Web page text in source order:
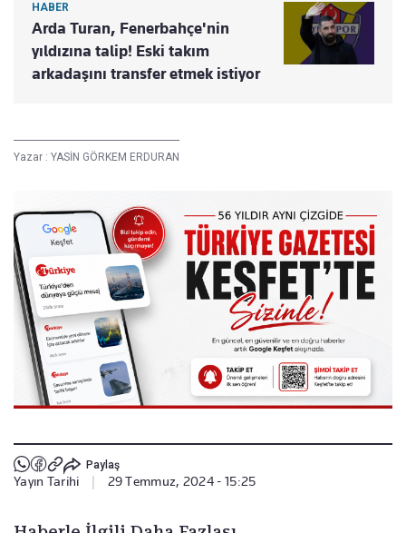
HABER
Arda Turan, Fenerbahçe'nin
yıldızına talip! Eski takım
arkadaşını transfer etmek istiyor
Yazar : YASİN GÖRKEM ERDURAN
Paylaş
Yayın Tarihi 29 Temmuz, 2024 - 15:25